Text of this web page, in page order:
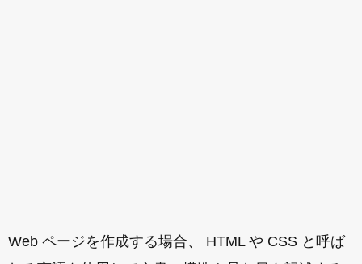
Web ページを作成する場合、 HTML や CSS と呼ば